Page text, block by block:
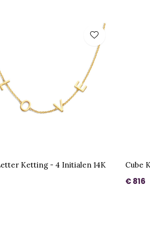
Ketting - 4 Initialen 14K
Cube
€ 816